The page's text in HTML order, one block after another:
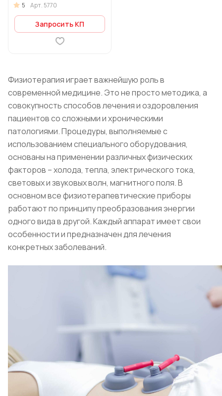
5 Арт. 5770
Запросить КП
Физиотерапия играет важнейшую роль в
современной медицине. Это не просто методика, а
совокупность способов лечения и оздоровления
пациентов со сложными и хроническими
патологиями. Процедуры, выполняемые с
использованием специального оборудования,
основаны на применении различных физических
факторов – холода, тепла, электрического тока,
световых и звуковых волн, магнитного поля. В
основном все физиотерапевтические приборы
работают по принципу преобразования энергии
одного вида в другой. Каждый аппарат имеет свои
особенности и предназначен для лечения
конкретных заболеваний.